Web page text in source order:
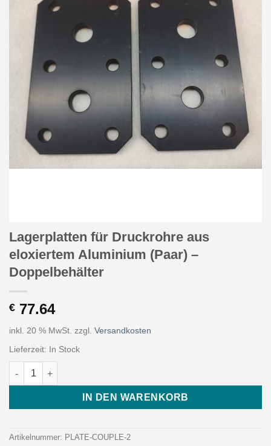
Lagerplatten für Druckrohre aus
eloxiertem Aluminium (Paar) –
Doppelbehälter
€ 77.64
inkl. 20 % MwSt. zzgl. Versandkosten
Lieferzeit: In Stock
Lagerplatten für Druckrohre aus eloxiertem Aluminium (Paar) -
IN DEN WARENKORB
Artikelnummer: PLATE-COUPLE-2